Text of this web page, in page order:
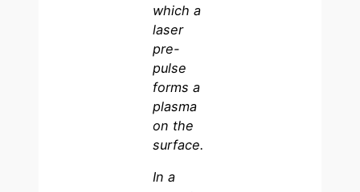
which a
laser
pre-
pulse
forms a
plasma
on the
surface.
In a